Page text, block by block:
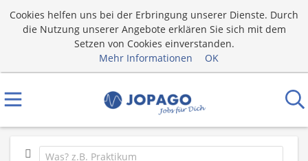
Cookies helfen uns bei der Erbringung unserer Dienste. Durch
die Nutzung unserer Angebote erklären Sie sich mit dem
Setzen von Cookies einverstanden.
Mehr Informationen
OK